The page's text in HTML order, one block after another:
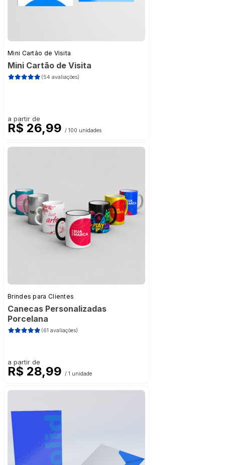
Mini Cartão de Visita
Mini Cartão de Visita
(54 avaliações)
a partir de
R$ 26,99 / 100 unidades
Brindes para Clientes
Canecas Personalizadas
Porcelana
(61 avaliações)
a partir de
R$ 28,99 / 1 unidade